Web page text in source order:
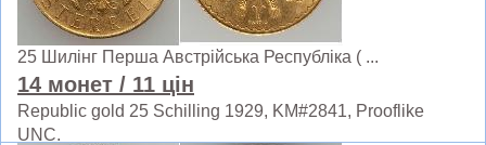
25 Шилінг Перша Австрійська Республіка ( ...
14 монет / 11 цін
Republic gold 25 Schilling 1929, KM#2841, Prooflike
UNC.